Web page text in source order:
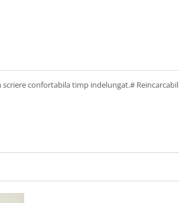
confortabila timp indelungat.#